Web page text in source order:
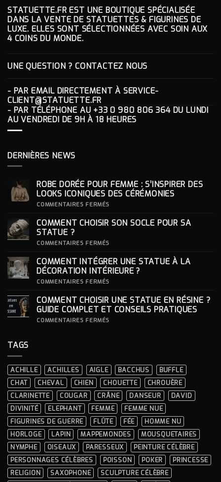
STATUETTE.FR EST UNE BOUTIQUE SPÉCIALISÉE
DANS LA VENTE DE STATUETTES & FIGURINES DE
LUXE. ELLES SONT SÉLECTIONNÉES AVEC SOIN AUX
4 COINS DU MONDE.
UNE QUESTION ? CONTACTEZ NOUS
- PAR EMAIL DIRECTEMENT À SERVICE-
CLIENT@STATUETTE.FR
- PAR TÉLÉPHONE AU +33 0 980 806 364DU LUNDI
AU VENDREDI DE 9H À 18 HEURES
DERNIÈRES NEWS
ROBE DORÉE POUR FEMME : S’INSPIRER DES
LOOKS ICONIQUES DES CÉRÉMONIES
COMMENTAIRES FERMÉS
POUR
ICONIQUES
DES
CÉRÉMONIES
COMMENT CHOISIR SON SOCLE POUR SA
STATUE ?
COMMENTAIRES FERMÉS
SON
SOCLE
POUR
COMMENT INTÉGRER UNE STATUE À LA
DÉCORATION INTÉRIEURE ?
COMMENTAIRES FERMÉS
UNE
STATUE
À
COMMENT CHOISIR UNE STATUE EN RÉSINE ?
GUIDE COMPLET ET CONSEILS PRATIQUES
COMMENTAIRES FERMÉS
?
GUIDE
COMPLET
ET
CONSEILS
PRATIQUES
TAGS
ACHILLE ACHILLES AIGLE BACCHUS
BUFFLE
CHAT
CHEVAL CHIEN CHOUETTE
CHROUÈRE
CLARINETTE
COUGAR CRÂNE DANSEUR
DAVID
DIVINITÉ
ELEPHANT FEMME
FEMME NUE
FIGURINES DE GUERRE
FLÛTE FÉE
HOMME NU
HORLOGE
LAPIN MAPPEMONDES
MOUSQUETAIRES
NYMPHE
OISEAUX PARESSEUX
PEINTURE CÉLÈBRE
PERSONNAGES CÉLÈBRES
POISSON POKER
PRINCESSE
RELIGION
SAXOPHONE
SCULPTURE CÉLÈBRE